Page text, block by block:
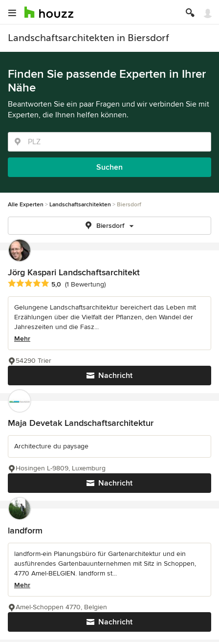
Landschaftsarchitekten in Biersdorf
Finden Sie passende Experten in Ihrer
Nähe
Beantworten Sie ein paar Fragen und wir verbinden Sie mit
Experten, die Ihnen helfen können.
Suchen
Alle Experten Landschaftsarchitekten Biersdorf
Biersdorf
Jörg Kaspari Landschaftsarchitekt
Durchschnittliche Bewertung: 5 von 5 Sternen
5,0 (1 Bewertung)
Gelungene Landschaftsarchitektur bereichert das Leben mit
Erzählungen über die Vielfalt der Pflanzen, den Wandel der
Jahreszeiten und die Fasz...
Mehr
Nachricht
54290 Trier
Maja Devetak Landschaftsarchitektur
Architecture du paysage
Nachricht
Hosingen L-9809, Luxemburg
landform
landform-ein Planungsbüro für Gartenarchitektur und ein
ausführendes Gartenbauunternehmen mit Sitz in Schoppen,
4770 Amel-BELGIEN. landform st...
Mehr
Nachricht
Amel-Schoppen 4770, Belgien